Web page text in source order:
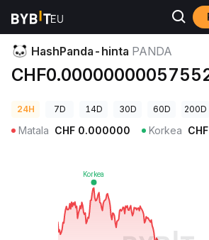
Kryptohinnat HashPanda-hinta PANDA
HashPanda-hinta PANDA
24H 7D 14D 30D 60D 200D
Matala CHF 0.000000 Korkea CHF